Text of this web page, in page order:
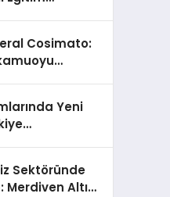
Cosimato:
Yeni
Sektöründe
Merdiven Altı